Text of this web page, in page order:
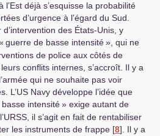
l’Est déjà s’esquisse la probabilité
d’urgence à l’égard du Sud.
des États-Unis, y
guerre de basse intensité», qui ne
de police aux côtés de
conflits internes, s’accroît. Il y a
qui ne souhaite pas voir
L’US Navy développe l’idée que
intensité» exige autant de
URSS , il s’agit en fait de rentabiliser
les instruments de frappe [8] . Il y a